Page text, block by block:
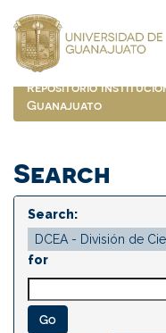
navigation
Repositorio
Guanajuato
Search
Search:
for